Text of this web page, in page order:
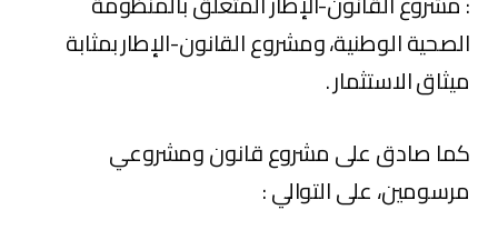
الصحية الوطنية، ومشروع القانون-الإطار بمثابة
ميثاق الاستثمار .
كما صادق على مشروع قانون ومشروعي
مرسومين، على التوالي :